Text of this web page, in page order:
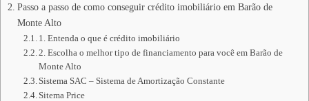
Passo a passo de como conseguir crédito imobiliário em Barão de
Monte Alto
1. Entenda o que é crédito imobiliário
2. Escolha o melhor tipo de financiamento para você em Barão de
Monte Alto
Sistema SAC – Sistema de Amortização Constante
Sitema Price